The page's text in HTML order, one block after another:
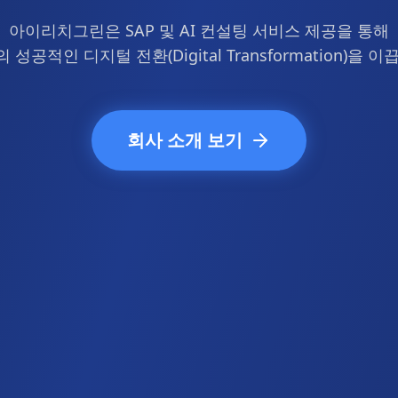
아이리치그린은 SAP 및 AI 컨설팅 서비스 제공을 통해
성공적인 디지털 전환(Digital Transformation)을 이
회사 소개 보기